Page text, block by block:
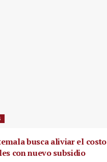
busca aliviar el costo
con nuevo subsidio